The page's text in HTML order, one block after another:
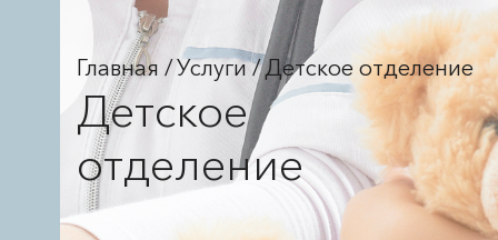
Главная /Услуги /Детское отделение
Детское
отделение